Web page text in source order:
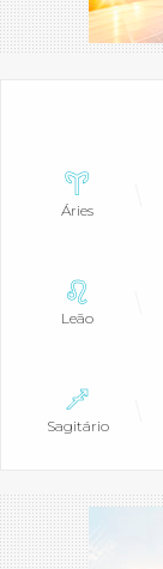
Áries
Leão
Sagitário